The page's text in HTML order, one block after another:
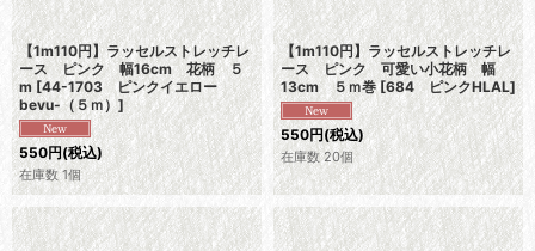
【1m110円】ラッセルストレッチレ
ース ピンク 幅16cm 花柄 ５
m [44-1703 ピンクイエロー
bevu-（５ｍ） ]
550円(税込)
在庫数 1個
【1m110円】ラッセルストレッチレ
ース ピンク 可愛い小花柄 幅
13cm ５ｍ巻 [684 ピンクHLAL]
550円(税込)
在庫数 20個